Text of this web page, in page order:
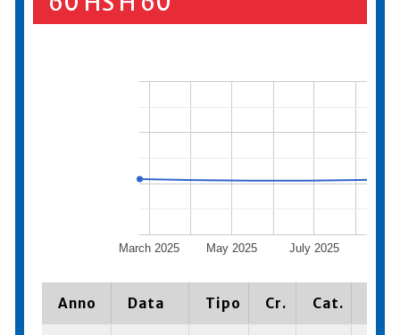
March 2025 May 2025 July 2025
Anno Data Tipo Cr. Cat.